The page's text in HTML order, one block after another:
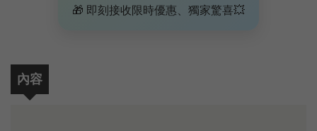
🎁 即刻接收限時優惠、獨家驚喜💥
內容